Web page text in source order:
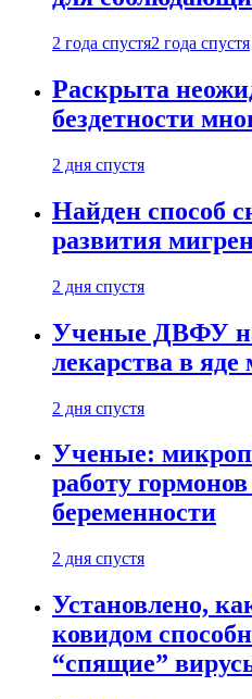
2 года спустя2 года спустя
Раскрыта
бездетности
2 дня спустя
Найден способ
развития
2 дня спустя
Ученые ДВФУ
лекарства в
2 дня спустя
Ученые:
работу
беременности
2 дня спустя
Установлено,
ковидом
“спящие”